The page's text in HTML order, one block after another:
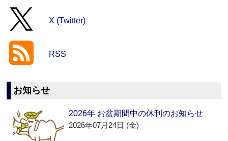
X (Twitter)
RSS
お知らせ
2026年 お盆期間中の休刊のお知らせ
2026年07月24日 (金)